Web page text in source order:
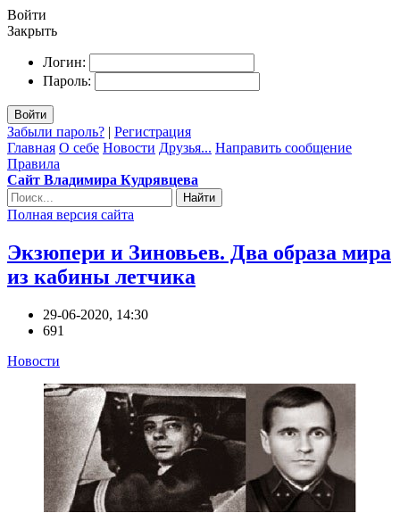
Войти
Закрыть
Логин:
Пароль:
Войти
Забыли пароль? | Регистрация
Главная О себе Новости Друзья... Направить сообщение
Правила
Сайт Владимира Кудрявцева
Найти
Полная версия сайта
Экзюпери и Зиновьев. Два образа мира
из кабины летчика
29-06-2020, 14:30
691
Новости